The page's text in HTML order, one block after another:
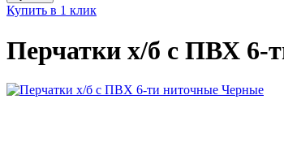
Купить в 1 клик
Перчатки х/б с ПВХ 6-